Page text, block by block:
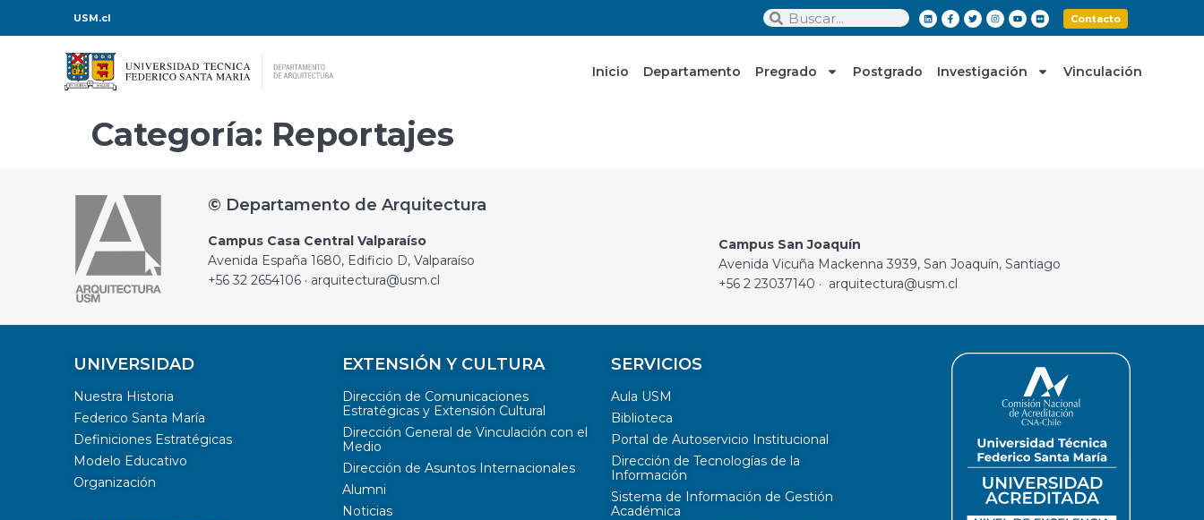
USM.cl Contacto
Inicio Departamento Pregrado Postgrado Investigación Vinculación
Categoría: Reportajes
© Departamento de Arquitectura
Campus Casa Central Valparaíso
Avenida España 1680, Edificio D, Valparaíso
+56 32 2654106 · arquitectura@usm.cl
Campus San Joaquín
Avenida Vicuña Mackenna 3939, San Joaquín, Santiago
+56 2 23037140 · arquitectura@usm.cl
UNIVERSIDAD
Nuestra Historia
Federico Santa María
Definiciones Estratégicas
Modelo Educativo
Organización
EXTENSIÓN Y CULTURA
Dirección de Comunicaciones
Estratégicas y Extensión Cultural
Dirección General de Vinculación con el
Medio
Dirección de Asuntos Internacionales
Alumni
Noticias
SERVICIOS
Aula USM
Biblioteca
Portal de Autoservicio Institucional
Dirección de Tecnologías de la
Información
Sistema de Información de Gestión
Académica